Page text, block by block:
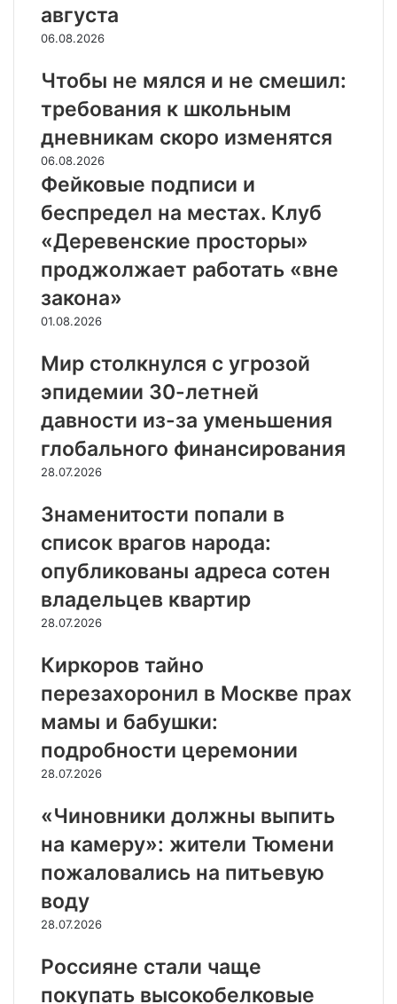
августа
06.08.2026
Чтобы не мялся и не смешил:
требования к школьным
дневникам скоро изменятся
06.08.2026
Фейковые подписи и
беспредел на местах. Клуб
«Деревенские просторы»
проджолжает работать «вне
закона»
01.08.2026
Мир столкнулся с угрозой
эпидемии 30-летней
давности из-за уменьшения
глобального финансирования
28.07.2026
Знаменитости попали в
список врагов народа:
опубликованы адреса сотен
владельцев квартир
28.07.2026
Киркоров тайно
перезахоронил в Москве прах
мамы и бабушки:
подробности церемонии
28.07.2026
«Чиновники должны выпить
на камеру»: жители Тюмени
пожаловались на питьевую
воду
28.07.2026
Россияне стали чаще
покупать высокобелковые